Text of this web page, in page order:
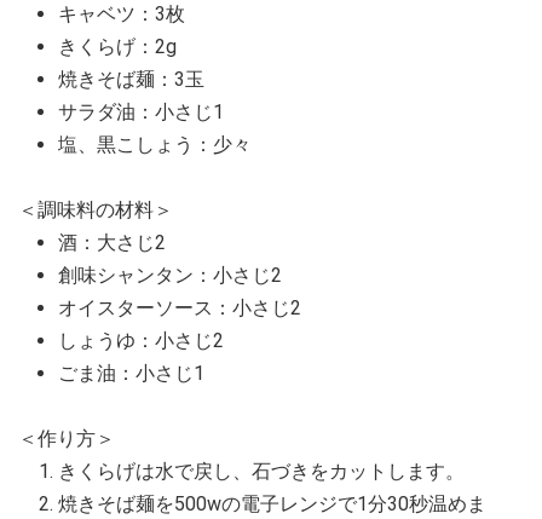
キャベツ：3枚
きくらげ：2g
焼きそば麺：3玉
サラダ油：小さじ1
塩、黒こしょう：少々
＜調味料の材料＞
酒：大さじ2
創味シャンタン：小さじ2
オイスターソース：小さじ2
しょうゆ：小さじ2
ごま油：小さじ1
＜作り方＞
きくらげは水で戻し、石づきをカットします。
焼きそば麺を500wの電子レンジで1分30秒温めま